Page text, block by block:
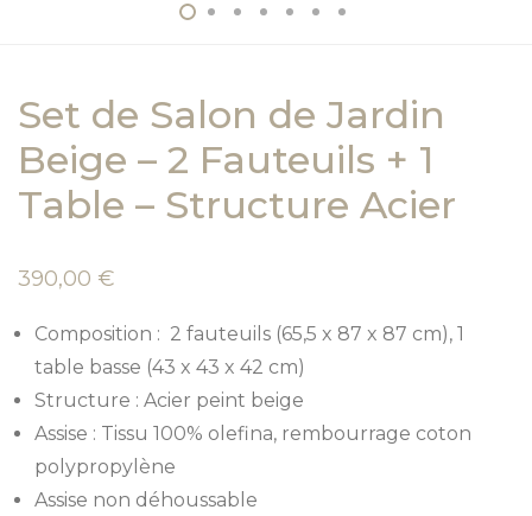
Set de Salon de Jardin
Beige – 2 Fauteuils + 1
Table – Structure Acier
390,00 €
Composition : 2 fauteuils (65,5 x 87 x 87 cm), 1
table basse (43 x 43 x 42 cm)
Structure : Acier peint beige
Assise : Tissu 100% olefina, rembourrage coton
polypropylène
Assise non déhoussable